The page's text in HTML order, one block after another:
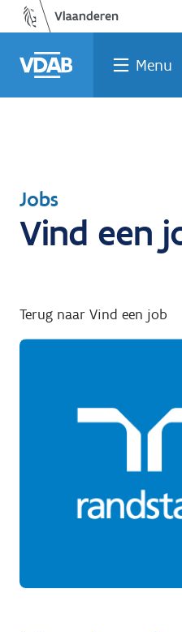
Ga
naar
de
inhoud
Vind
een
job
Vind
een
opleiding
Welke
job
past
bij
Terug
naar
home
Menu
Terug
naar
Jobs
Vind een
Terug naar Vind een job